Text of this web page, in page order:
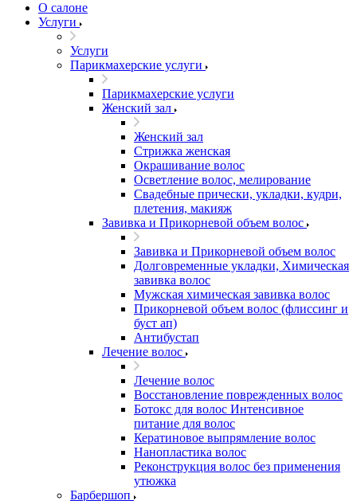
О салоне
Услуги
Услуги
Парикмахерские услуги
Парикмахерские услуги
Женский зал
Женский зал
Стрижка женская
Окрашивание волос
Осветление волос, мелирование
Свадебные прически, укладки, кудри,
плетения, макияж
Завивка и Прикорневой объем волос
Завивка и Прикорневой объем волос
Долговременные укладки, Химическая
завивка волос
Мужская химическая завивка волос
Прикорневой объем волос (флиссинг и
буст ап)
Антибустап
Лечение волос
Лечение волос
Восстановление поврежденных волос
Бoтокс для волос Интенсивное
питание для волос
Кератиновое выпрямление волос
Нанопластика волос
Реконструкция волос без применения
утюжка
Барбершоп